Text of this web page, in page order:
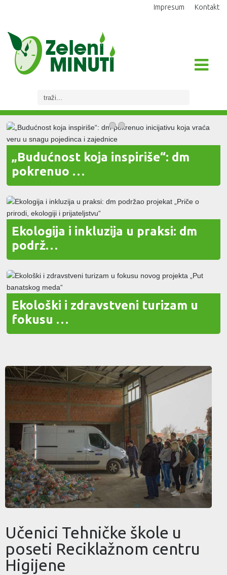
Impresum Kontakt
„Budućnost koja inspiriše“: dm
pokrenuo …
Ekologija i inkluzija u praksi: dm
podrž…
Ekološki i zdravstveni turizam u
fokusu …
Učenici Tehničke škole u
poseti Reciklažnom centru
Higijene